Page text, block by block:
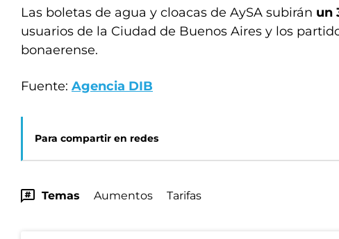
Las boletas de agua y cloacas de AySA subirán un
usuarios de la Ciudad de Buenos Aires y los
bonaerense.
Fuente: Agencia DIB
Para compartir en redes
Temas Aumentos Tarifas